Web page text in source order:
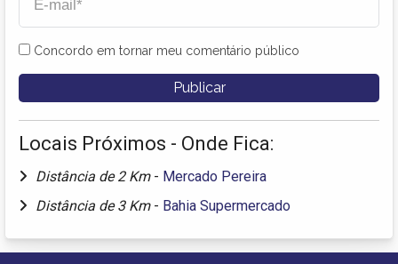
Concordo em tornar meu comentário público
Locais Próximos - Onde Fica:
Distância de 2 Km - Mercado Pereira
Distância de 3 Km - Bahia Supermercado